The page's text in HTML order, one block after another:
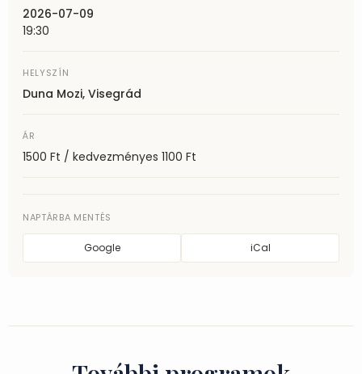
2026-07-09
19:30
HELYSZÍN
Duna Mozi, Visegrád
ÁR
1500 Ft / kedvezményes 1100 Ft
NAPTÁRBA MENTÉS
Google iCal